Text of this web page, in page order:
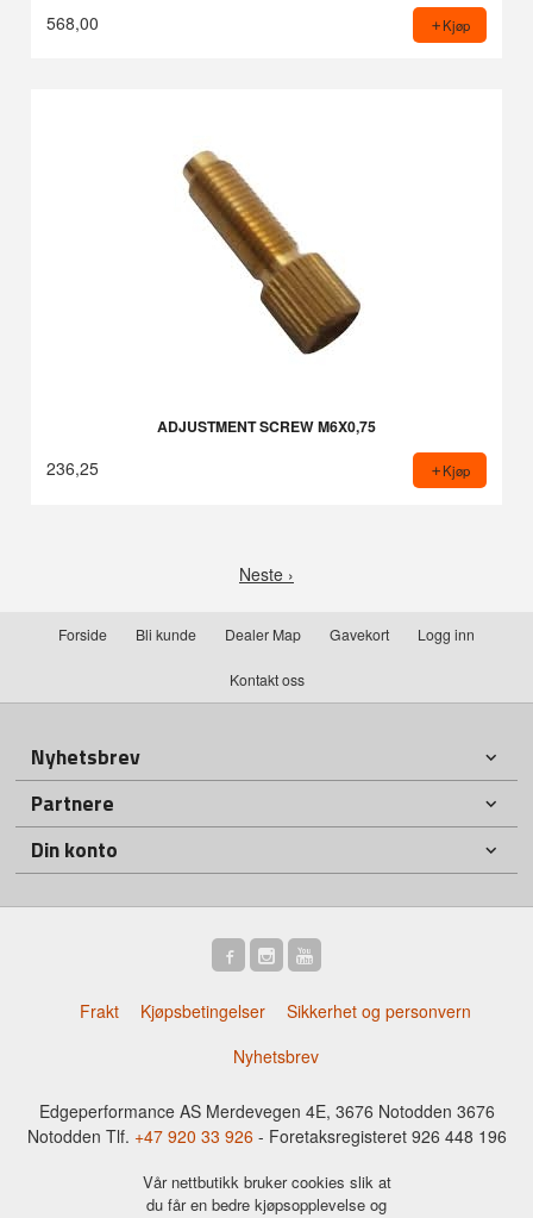
568,00 Kjøp
ADJUSTMENT SCREW M6X0,75
236,25 Kjøp
Neste ›
Forside Bli kunde Dealer Map Gavekort Logg inn
Kontakt oss
Nyhetsbrev
Partnere
Din konto
Frakt Kjøpsbetingelser
Sikkerhet og personvern
Nyhetsbrev
Edgeperformance AS Merdevegen 4E, 3676 Notodden 3676
Notodden Tlf. +47 920 33 926 - Foretaksregisteret 926 448 196
Vår nettbutikk bruker cookies slik at
du får en bedre kjøpsopplevelse og